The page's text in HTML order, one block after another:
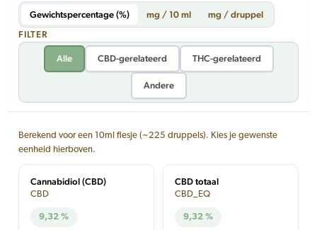
Gewichtspercentage (%)
mg / 10 ml
mg / druppel
FILTER
Alle CBD-gerelateerd THC-gerelateerd
Andere
Berekend voor een 10ml flesje (~225 druppels). Kies je gewenste
eenheid hierboven.
Cannabidiol (CBD)
CBD
9,32 %
CBD totaal
CBD_EQ
9,32 %